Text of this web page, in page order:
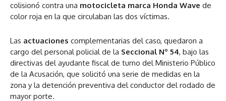
colisionó contra una motocicleta marca Honda Wave de
color roja en la que circulaban las dos víctimas.
Las actuaciones complementarias del caso, quedaron a
cargo del personal policial de la Seccional Nº 54, bajo las
directivas del ayudante fiscal de turno del Ministerio Público
de la Acusación, que solicitó una serie de medidas en la
zona y la detención preventiva del conductor del rodado de
mayor porte.